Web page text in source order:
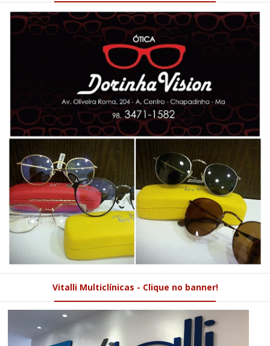
Vitalli Multiclínicas - Clique no banner!